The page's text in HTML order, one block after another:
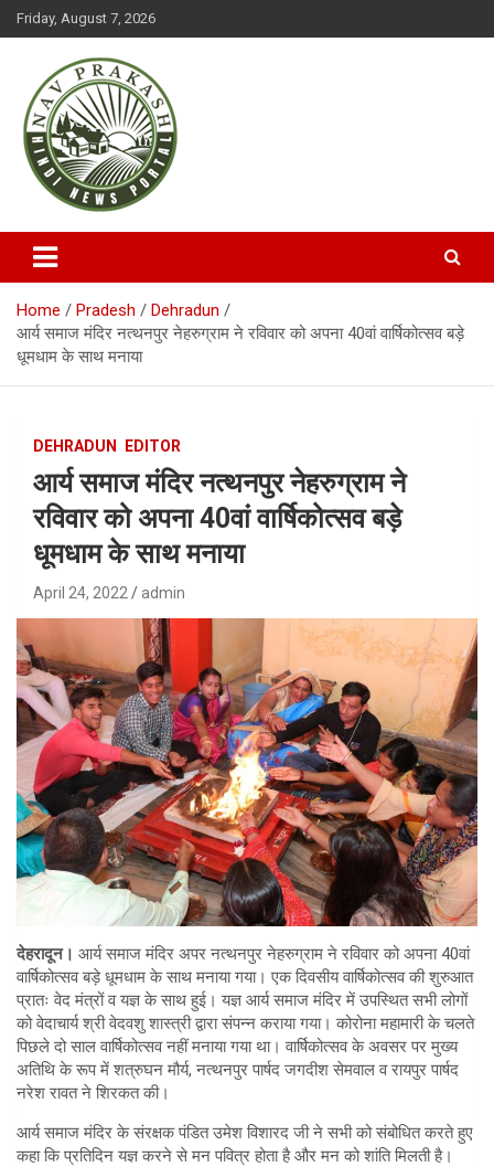
k
t
Friday, August 7, 2026
NAVPRAKASH
Home Pradesh
Dehradun
आर्य समाज मंदिर नत्थनपुर नेहरुग्राम ने रविवार को अपना 40वां वार्षिकोत्सव बड़े
धूमधाम के साथ मनाया
DEHRADUN EDITOR
आर्य समाज मंदिर नत्थनपुर नेहरुग्राम ने
रविवार को अपना 40वां वार्षिकोत्सव बड़े
धूमधाम के साथ मनाया
April 24, 2022 admin
देहरादून। आर्य समाज मंदिर अपर नत्थनपुर नेहरुग्राम ने रविवार को अपना 40वां
वार्षिकोत्सव बड़े धूमधाम के साथ मनाया गया। एक दिवसीय वार्षिकोत्सव की शुरुआत
प्रातः वेद मंत्रों व यज्ञ के साथ हुई। यज्ञ आर्य समाज मंदिर में उपस्थित सभी लोगों
को वेदाचार्य श्री वेदवशु शास्त्री द्वारा संपन्न कराया गया। कोरोना महामारी के चलते
पिछले दो साल वार्षिकोत्सव नहीं मनाया गया था। वार्षिकोत्सव के अवसर पर मुख्य
अतिथि के रूप में शत्रुघन मौर्य, नत्थनपुर पार्षद जगदीश सेमवाल व रायपुर पार्षद
नरेश रावत ने शिरकत की।
आर्य समाज मंदिर के संरक्षक पंडित उमेश विशारद जी ने सभी को संबोधित करते हुए
कहा कि प्रतिदिन यज्ञ करने से मन पवित्र होता है और मन को शांति मिलती है।